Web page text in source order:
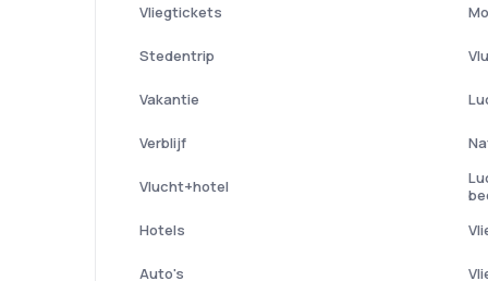
Vliegtickets
Stedentrip
Vakantie
Verblijf
Vlucht+hotel
Hotels
Auto's